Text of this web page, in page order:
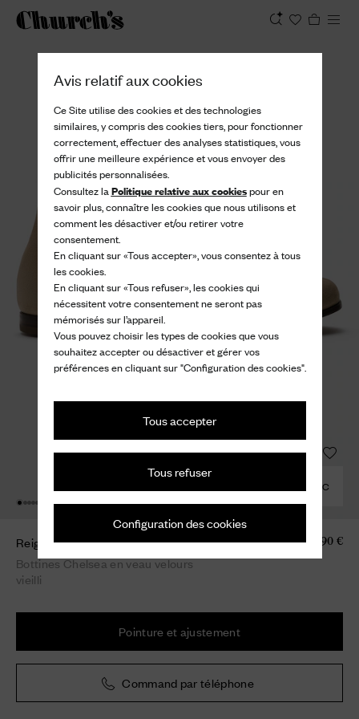
Avis relatif aux cookies
Ce Site utilise des cookies et des technologies
similaires, y compris des cookies tiers, pour fonctionner
correctement, effectuer des analyses statistiques, vous
offrir une meilleure expérience et vous envoyer des
publicités personnalisées.
Consultez la Politique relative aux cookiespour en
savoir plus, connaître les cookies que nous utilisons et
comment les désactiver et/ou retirer votre
consentement.
En cliquant sur «Tous accepter», vous consentez à tous
les cookies.
En cliquant sur «Tous refuser», les cookies qui
nécessitent votre consentement ne seront pas
mémorisés sur l’appareil.
Vous pouvez choisir les types de cookies que vous
souhaitez accepter ou désactiver et gérer vos
préférences en cliquant sur "Configuration des cookies".
Tous accepter
Tous refuser
Configuration des cookies
COMBINER AVEC
Reigate
Bottines Chelsea en veau velours
vieilli
990 €
Pointure et ajustement
Command par téléphone
Afficher